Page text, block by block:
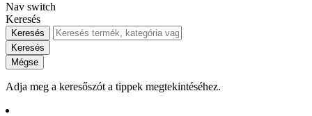
Nav switch
Keresés
Keresés
Keresés
Mégse
Adja meg a keresőszót a tippek megtekintéséhez.